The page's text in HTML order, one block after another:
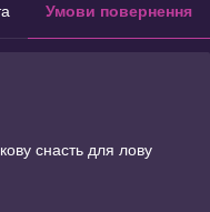
Умови повернення
снасть для лову